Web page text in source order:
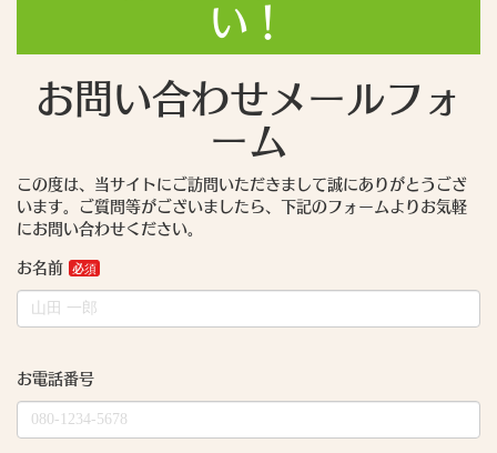
い！
お問い合わせメールフォ
ーム
この度は、当サイトにご訪問いただきまして誠にありがとうござ
います。ご質問等がございましたら、下記のフォームよりお気軽
にお問い合わせください。
お名前
お電話番号